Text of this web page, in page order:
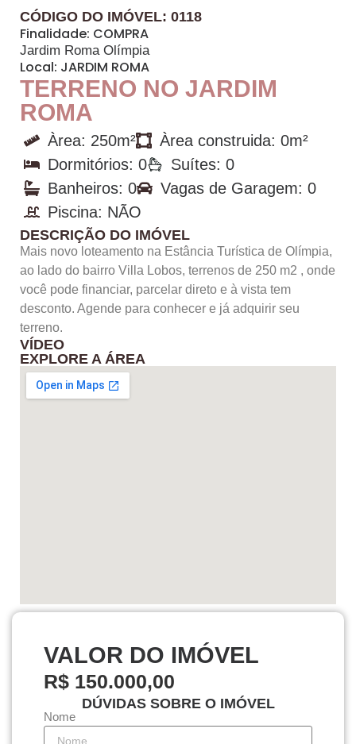
CÓDIGO DO IMÓVEL: 0118
Finalidade: COMPRA
Jardim Roma Olímpia
Local: JARDIM ROMA
TERRENO NO JARDIM
ROMA
Àrea: 250m²
Àrea construida: 0m²
Dormitórios: 0
Suítes: 0
Banheiros: 0
Vagas de Garagem: 0
Piscina: NÃO
DESCRIÇÃO DO IMÓVEL
Mais novo loteamento na Estância Turística de Olímpia,
ao lado do bairro Villa Lobos, terrenos de 250 m2 , onde
você pode financiar, parcelar direto e à vista tem
desconto. Agende para conhecer e já adquirir seu
terreno.
VÍDEO
EXPLORE A ÁREA
VALOR DO IMÓVEL
R$ 150.000,00
DÚVIDAS SOBRE O IMÓVEL
Nome